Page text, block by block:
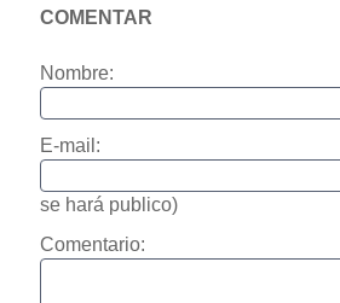
COMENTAR
Nombre:
E-mail:
se hará publico)
Comentario: